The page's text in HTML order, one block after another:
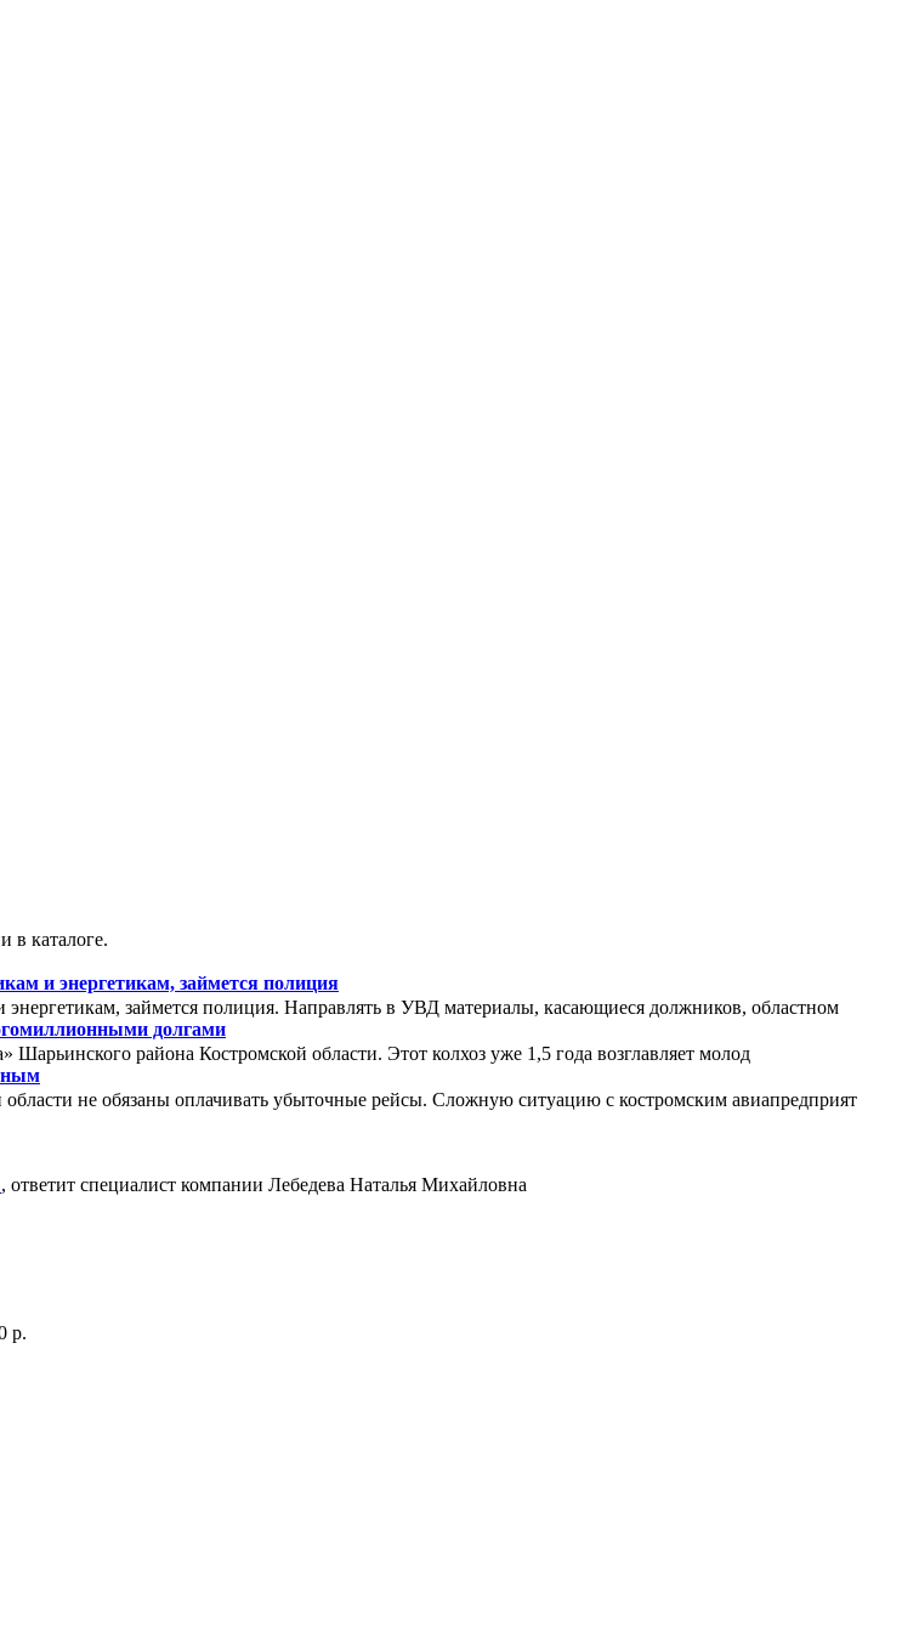
в каталоге.
и энергетикам, займется полиция
займется полиция. Направлять в УВД материалы, касающиеся должников, областном
долгами
Шарьинского района Костромской области. Этот колхоз уже 1,5 года возглавляет молод
не обязаны оплачивать убыточные рейсы. Сложную ситуацию с костромским авиапредприят
, ответит специалист компании Лебедева Наталья Михайловна
р.